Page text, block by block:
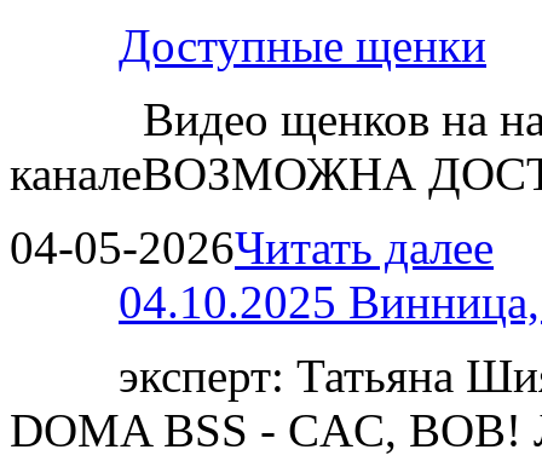
Доступные щенки
Видео щенков на
каналеВОЗМОЖНА
04-05-2026Читать далее
04.10.2025
эксперт: Татьяна
DOMA BSS - CAC,